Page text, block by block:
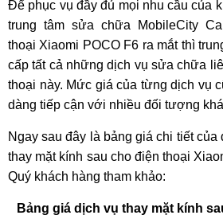
Để phục vụ đầy đủ mọi nhu cầu của
trung tâm sửa chữa MobileCity
thoại Xiaomi POCO F6 ra mắt thì
cấp tất cả những dịch vụ sửa chữa
thoại này. Mức giá của từng dịch vụ
dàng tiếp cận với nhiều đối tượng
Ngay sau đây là bảng giá chi tiết
thay mặt kính sau cho điện thoại
Quý khách hàng tham khảo:
Bảng giá dịch vụ thay mặt kính